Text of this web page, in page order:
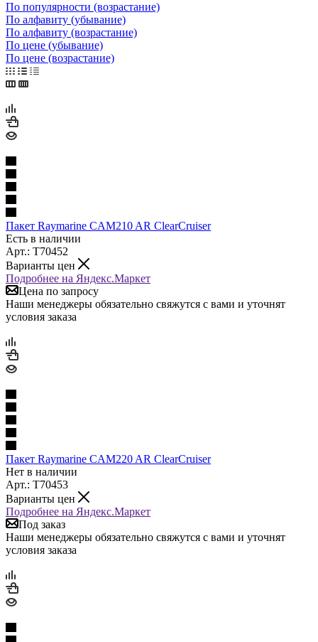
По популярности (возрастание)
По алфавиту (убывание)
По алфавиту (возрастание)
По цене (убывание)
По цене (возрастание)
Пакет Raymarine CAM210 AR ClearCruiser
Есть в наличии
Арт.: T70452
Варианты цен
Подробнее на Яндекс.Маркет
Цена по запросу
Наши менеджеры обязательно свяжутся с вами и уточнят
условия заказа
Пакет Raymarine CAM220 AR ClearCruiser
Нет в наличии
Арт.: T70453
Варианты цен
Подробнее на Яндекс.Маркет
Под заказ
Наши менеджеры обязательно свяжутся с вами и уточнят
условия заказа